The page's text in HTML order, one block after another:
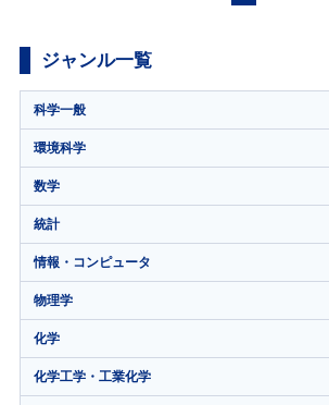
ジャンル一覧
科学一般
環境科学
数学
統計
情報・コンピュータ
物理学
化学
化学工学・工業化学